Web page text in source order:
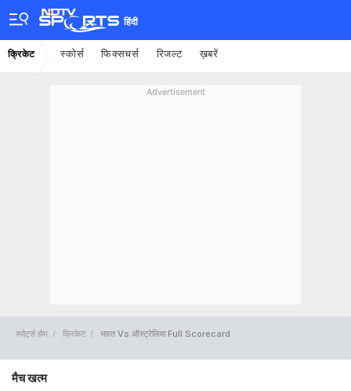
हिंदी
क्रिकेट स्कोर्स फिक्सचर्स रिजल्ट ख़बरें
Advertisement
स्पोर्ट्स होम क्रिकेट भारत Vs ऑस्ट्रेलिया Full Scorecard
मैच खत्म